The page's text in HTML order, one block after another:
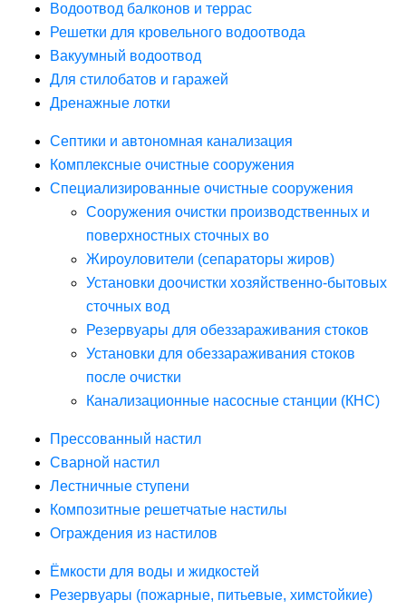
Водоотвод балконов и террас
Решетки для кровельного водоотвода
Вакуумный водоотвод
Для стилобатов и гаражей
Дренажные лотки
Септики и автономная канализация
Комплексные очистные сооружения
Специализированные очистные сооружения
Сооружения очистки производственных и
поверхностных сточных во
Жироуловители (сепараторы жиров)
Установки доочистки хозяйственно-бытовых
сточных вод
Резервуары для обеззараживания стоков
Установки для обеззараживания стоков
после очистки
Канализационные насосные станции (КНС)
Прессованный настил
Сварной настил
Лестничные ступени
Композитные решетчатые настилы
Ограждения из настилов
Ёмкости для воды и жидкостей
Резервуары (пожарные, питьевые, химстойкие)